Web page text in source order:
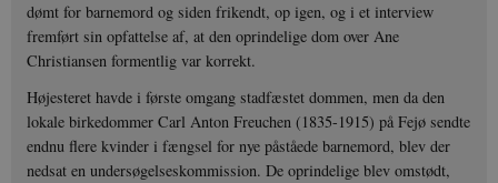
dømt for barnemord og siden frikendt, op igen, og i et interview
fremført sin opfattelse af, at den oprindelige dom over Ane
Christiansen formentlig var korrekt.
Højesteret havde i første omgang stadfæstet dommen, men da den
lokale birkedommer Carl Anton Freuchen (1835-1915) på Fejø sendte
endnu flere kvinder i fængsel for nye påståede barnemord, blev der
nedsat en undersøgelseskommission. De oprindelige blev omstødt,